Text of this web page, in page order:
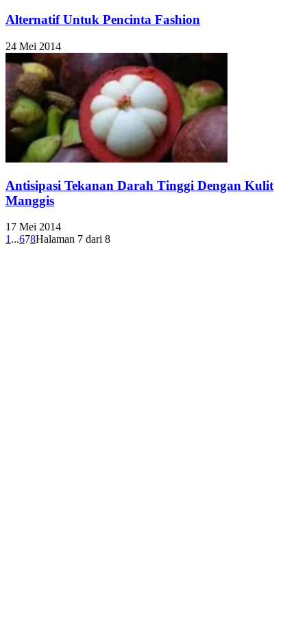
Alternatif Untuk Pencinta Fashion
24 Mei 2014
Antisipasi Tekanan Darah Tinggi Dengan Kulit
Manggis
17 Mei 2014
1...678Halaman 7 dari 8